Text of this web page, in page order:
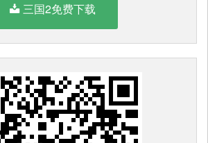
三国2免费下载